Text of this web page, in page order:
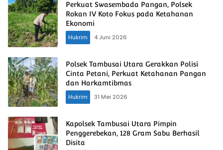
Perkuat Swasembada Pangan, Polsek
Rokan IV Koto Fokus pada Ketahanan
Ekonomi
Hukrim
4 Juni 2026
Polsek Tambusai Utara Gerakkan Polisi
Cinta Petani, Perkuat Ketahanan Pangan
dan Harkamtibmas
Hukrim
31 Mei 2026
Kapolsek Tambusai Utara Pimpin
Penggerebekan, 128 Gram Sabu Berhasil
Disita